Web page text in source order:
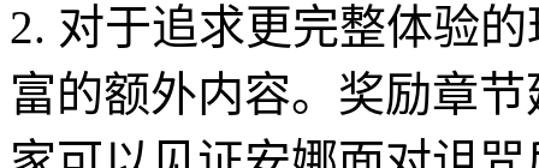
2. 对于追求更完整体验
富的额外内容。奖励章